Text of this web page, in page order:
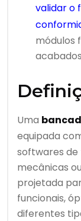
validar o
módulos
Uma
equipada
softwares de
mecânicas
projetada
funcionais,
diferentes